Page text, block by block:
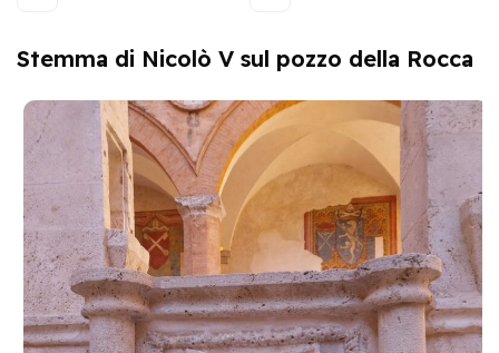
Stemma di Nicolò V sul pozzo della Rocca